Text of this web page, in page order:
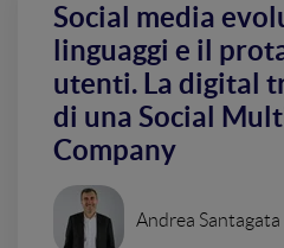
Social media
linguaggi e il
utenti. La digital
di una Social
Company
Andrea Santagata